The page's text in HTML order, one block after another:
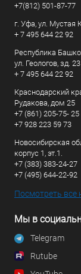
+7(812) 501-87-77
г. Уфа, ул. Мустая
+ 7 495 644 22 92
Республика
ул. Геологов, зд. 23
+ 7 495 644 22 92
Краснодарский
Рудакова, дом 25
+7 (861) 205-75- 25
+7 928 223 59 73
Новосибирская
корпус 1, эт.1.
+7 (383) 383-24-27
+7 (495) 644-22-92
Посмотреть все
Мы в
Telegram
Rutube